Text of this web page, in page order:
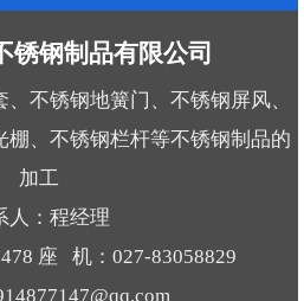
锈钢制品有限公司
不锈钢地簧门、不锈钢屏风、
棚、不锈钢栏杆等不锈钢制品的
加工
人：程经理
座 机：027-83058829